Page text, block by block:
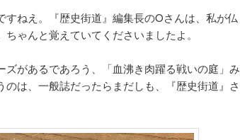
ねえ。『歴史街道』編集長のOさんは、私が仏
ゃんと覚えていてくださいましたよ。
があるであろう、「血沸き肉躍る戦いの庭」み
は、一般誌だったらまだしも、『歴史街道』さ